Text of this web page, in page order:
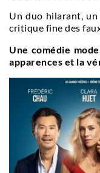
Un duo hilarant,
critique fine des
Une comédie
apparences et la